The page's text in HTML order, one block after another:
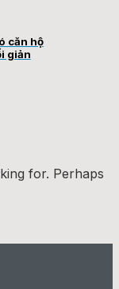
căn hộ
giản
for. Perhaps